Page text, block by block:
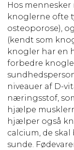
Hos
knoglerne ofte
osteoporose),
(kendt som
knogler har en
forbedre
niveauer af D-
næringsstof,
hjælpe
hjælper også
calcium, de
sunde.